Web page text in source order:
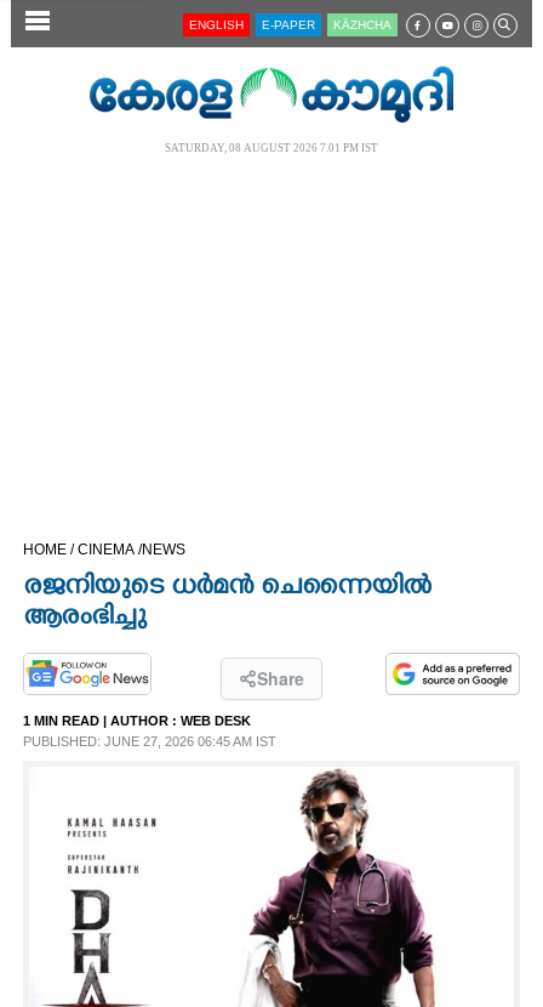
SECTIONS ENGLISH E-PAPER KĀZHCHA
SATURDAY, 08 AUGUST 2026 7.01 PM IST
HOME /CINEMA /NEWS
രജനിയുടെ ധർമൻ ചെന്നൈയിൽ
ആരംഭിച്ചു
Share
1 MIN READ | AUTHOR : WEB DESK
PUBLISHED: JUNE 27, 2026 06:45 AM IST